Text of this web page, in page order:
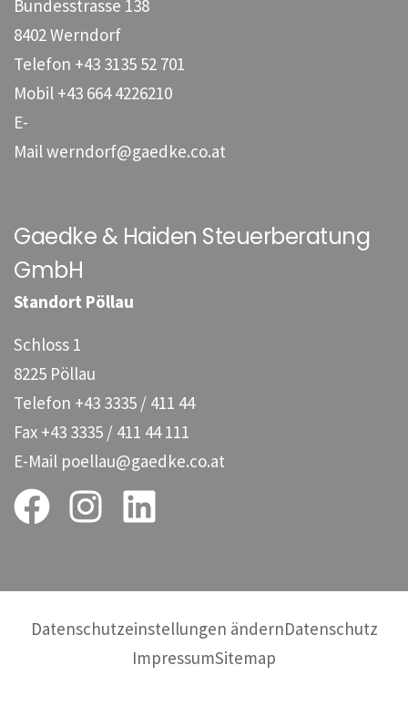
Bundesstrasse 138
8402 Werndorf
Telefon +43 3135 52 701
Mobil +43 664 4226210
E-
Mailwerndorf@gaedke.co.at
Gaedke & Haiden Steuerberatung
GmbH
Standort Pöllau
Schloss 1
8225 Pöllau
Telefon +43 3335 / 411 44
Fax +43 3335 / 411 44 111
E-Mail poellau@gaedke.co.at
Datenschutzeinstellungen ändernDatenschutz
ImpressumSitemap